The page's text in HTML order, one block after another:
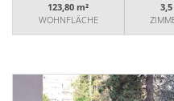
123,80 m²
WOHNFLÄCHE
3,5